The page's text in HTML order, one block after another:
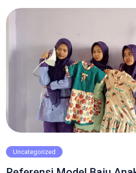
dokumen, serta kemampuan
beberapa peluang karier yang dapat
Uncategorized